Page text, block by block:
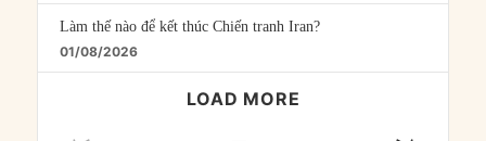
Làm thế nào để kết thúc Chiến tranh Iran?
01/08/2026
LOAD MORE